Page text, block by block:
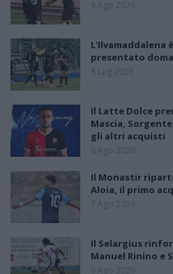
8 Ago 2026
L'Ilvamaddalena
presentato
8 Lug 2026
Il Latte Dolce
Mascia,
gli altri acquisti
8 Ago 2026
Il Monastir
Aloia, il primo
7 Ago 2026
Il Selargius
Manuel Rinino e
6 Ago 2026